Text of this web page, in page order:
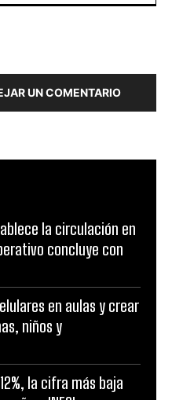
UN COMENTARIO
la circulación en
concluye con
en aulas y crear
niños y
la cifra más baja